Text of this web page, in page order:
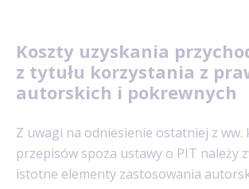
Koszty uzyskania
z tytułu korzystania z
autorskich i pokrewnych
Z uwagi na odniesienie ostatniej z ww.
przepisów spoza ustawy o PIT należy
istotne elementy zastosowania